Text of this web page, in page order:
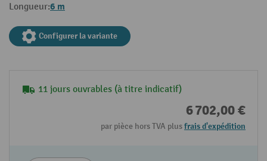
Longueur:6 m
Configurer la variante
11 jours ouvrables (à titre indicatif)
6 702,00 €
par pièce hors TVA plusfrais d'expédition